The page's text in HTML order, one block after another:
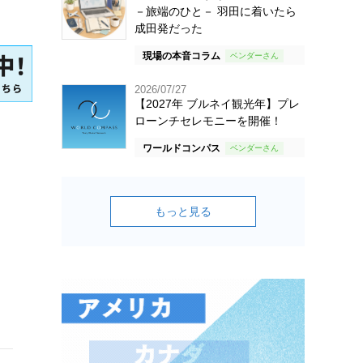
－旅端のひと－ 羽田に着いたら
成田発だった
現場の本音コラム
2026/07/27
【2027年 ブルネイ観光年】プレ
ローンチセレモニーを開催！
ワールドコンパス
もっと見る